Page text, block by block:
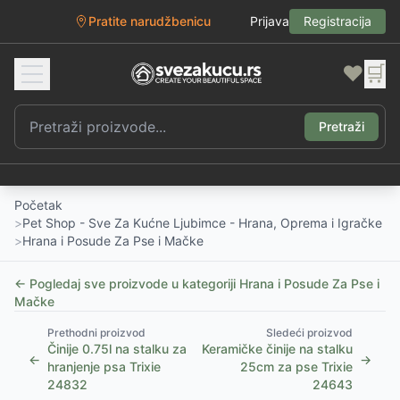
Pratite narudžbenicu Prijava Registracija
❤️ 🛒
Pretraži
Početak
>Pet Shop - Sve Za Kućne Ljubimce - Hrana, Oprema i Igračke
>Hrana i Posude Za Pse i Mačke
← Pogledaj sve proizvode u kategoriji Hrana i Posude Za Pse i
Mačke
←
Prethodni proizvod
Činije 0.75l na stalku za
hranjenje psa Trixie
24832
Sledeći proizvod
Keramičke činije na stalku
25cm za pse Trixie
24643
→